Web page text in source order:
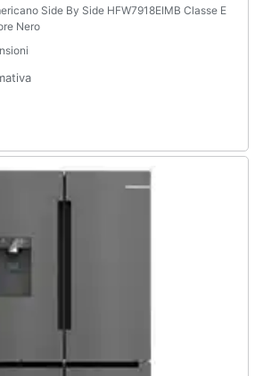
Side By Side HFW7918EIMB Classe E
Nero